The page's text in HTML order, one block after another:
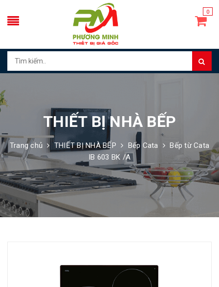
0
THIẾT BỊ NHÀ BẾP
Trang chủ THIẾT BỊ NHÀ BẾP Bếp Cata
Bếp từ Cata
IB 603 BK /A